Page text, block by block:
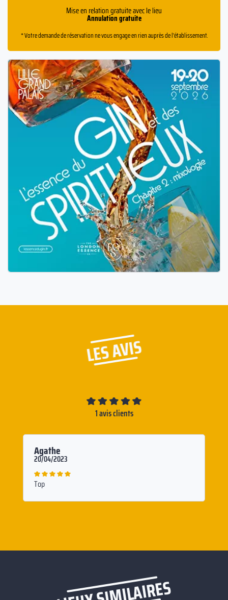
Mise en relation gratuite avec le lieu
Annulation gratuite
* Votre demande de réservation ne vous engage en rien auprès de l'établissement.
LES AVIS
1 avis clients
Agathe
20/04/2023
Top